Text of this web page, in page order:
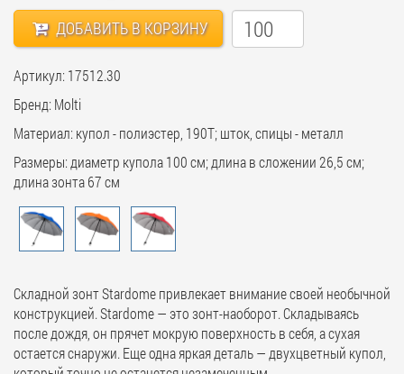
ДОБАВИТЬ В КОРЗИНУ
Артикул: 17512.30
Бренд: Molti
Материал: купол - полиэстер, 190Т; шток, спицы - металл
Размеры: диаметр купола 100 см; длина в сложении 26,5 см;
длина зонта 67 см
Складной зонт Stardome привлекает внимание своей необычной
конструкцией. Stardome — это зонт-наоборот. Складываясь
после дождя, он прячет мокрую поверхность в себя, а сухая
остается снаружи. Еще одна яркая деталь — двухцветный купол,